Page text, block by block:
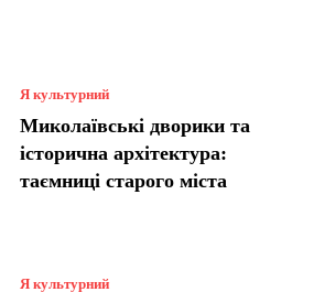
Я культурний
Миколаївські дворики та
історична архітектура:
таємниці старого міста
Я культурний